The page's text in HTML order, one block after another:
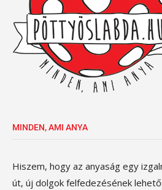
MINDEN, AMI ANYA
Hiszem, hogy az anyaság egy
út, új dolgok felfedezésének